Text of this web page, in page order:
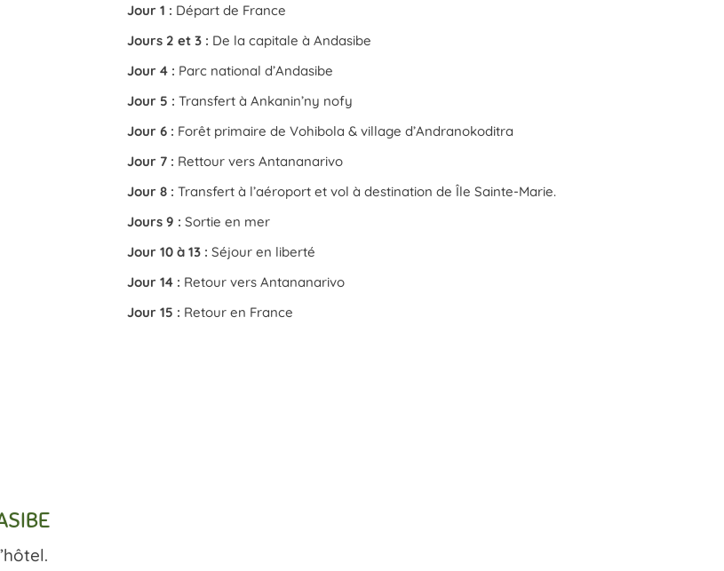
Jour 1 : Départ de France
Jours 2 et 3 : De la capitale à Andasibe
Jour 4 : Parc national d’Andasibe
Jour 5 : Transfert à Ankanin’ny nofy
Jour 6 : Forêt primaire de Vohibola & village d’Andranokoditra
Jour 7 : Rettour vers Antananarivo
Jour 8 : Transfert à l’aéroport et vol à destination de Île Sainte-Marie.
Jours 9 : Sortie en mer
Jour 10 à 13 : Séjour en liberté
Jour 14 : Retour vers Antananarivo
Jour 15 : Retour en France